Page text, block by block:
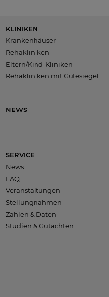
KLINIKEN
Krankenhäuser
Rehakliniken
Eltern/Kind-Kliniken
Rehakliniken mit Gütesiegel
NEWS
SERVICE
News
FAQ
Veranstaltungen
Stellungnahmen
Zahlen & Daten
Studien & Gutachten